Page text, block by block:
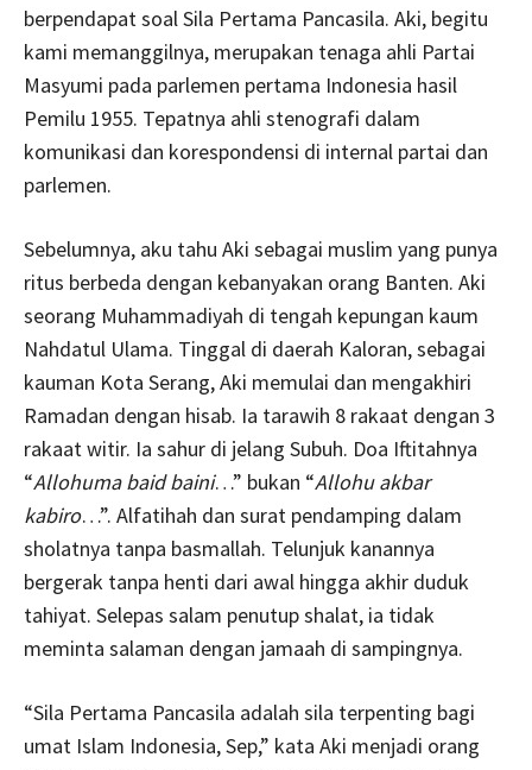
berpendapat soal Sila Pertama Pancasila. Aki, begitu
kami memanggilnya, merupakan tenaga ahli Partai
Masyumi pada parlemen pertama Indonesia hasil
Pemilu 1955. Tepatnya ahli stenografi dalam
komunikasi dan korespondensi di internal partai dan
parlemen.
Sebelumnya, aku tahu Aki sebagai muslim yang punya
ritus berbeda dengan kebanyakan orang Banten. Aki
seorang Muhammadiyah di tengah kepungan kaum
Nahdatul Ulama. Tinggal di daerah Kaloran, sebagai
kauman Kota Serang, Aki memulai dan mengakhiri
Ramadan dengan hisab. Ia tarawih 8 rakaat dengan 3
rakaat witir. Ia sahur di jelang Subuh. Doa Iftitahnya
“Allohuma baid baini…” bukan “Allohu akbar
kabiro…”. Alfatihah dan surat pendamping dalam
sholatnya tanpa basmallah. Telunjuk kanannya
bergerak tanpa henti dari awal hingga akhir duduk
tahiyat. Selepas salam penutup shalat, ia tidak
meminta salaman dengan jamaah di sampingnya.
“Sila Pertama Pancasila adalah sila terpenting bagi
umat Islam Indonesia, Sep,” kata Aki menjadi orang